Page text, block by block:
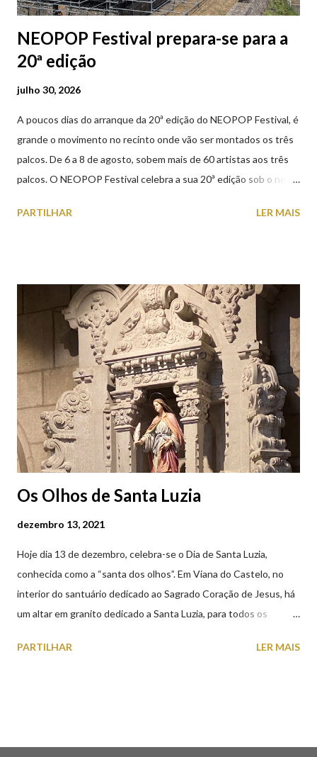
NEOPOP Festival prepara-se para a
20ª edição
julho 30, 2026
A poucos dias do arranque da 20ª edição do NEOPOP Festival, é
grande o movimento no recinto onde vão ser montados os três
palcos. De 6 a 8 de agosto, sobem mais de 60 artistas aos três
palcos. O NEOPOP Festival celebra a sua 20ª edição sob o nome
Portugal e um dos mais prestigiados da Europa, atrai milhares de
PARTILHAR LER MAIS
Os Olhos de Santa Luzia
dezembro 13, 2021
Hoje dia 13 de dezembro, celebra-se o Dia de Santa Luzia,
conhecida como a “santa dos olhos”. Em Viana do Castelo, no
interior do santuário dedicado ao Sagrado Coração de Jesus, há
um altar em granito dedicado a Santa Luzia, para todos os
uma capela dedicada a Santa Luzia construída no cimo do monte
PARTILHAR LER MAIS